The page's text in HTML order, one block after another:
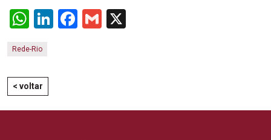
WhatsApp
LinkedIn
Facebook
Gmail
Rede-Rio
< voltar